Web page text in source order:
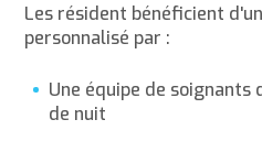
Les résident bénéficient
personnalisé par :
Une équipe de soignants
de nuit